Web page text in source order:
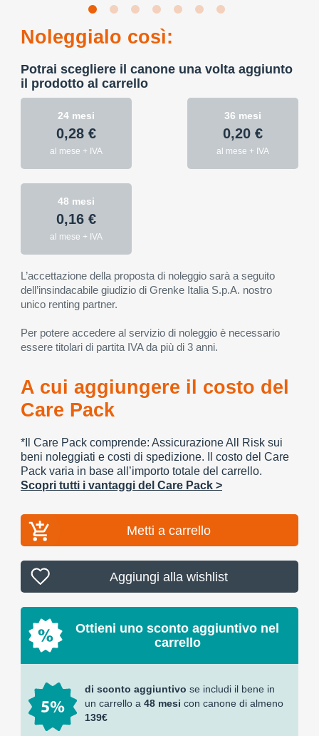
Noleggialo così:
Potrai scegliere il canone una volta aggiunto
il prodotto al carrello
24 mesi
0,28 €
al mese + IVA
36 mesi
0,20 €
al mese + IVA
48 mesi
0,16 €
al mese + IVA
L’accettazione della proposta di noleggio sarà a seguito
dell’insindacabile giudizio di Grenke Italia S.p.A. nostro
unico renting partner.
Per potere accedere al servizio di noleggio è necessario
essere titolari di partita IVA da più di 3 anni.
A cui aggiungere il costo del
Care Pack
*Il Care Pack comprende: Assicurazione All Risk sui
beni noleggiati e costi di spedizione. Il costo del Care
Pack varia in base all’importo totale del carrello.
Scopri tutti i vantaggi del Care Pack >
Metti a carrello
Aggiungi alla wishlist
Ottieni uno sconto aggiuntivo nel
carrello
di sconto aggiuntivo se includi il bene in
un carrello a 48 mesi con canone di almeno
139€